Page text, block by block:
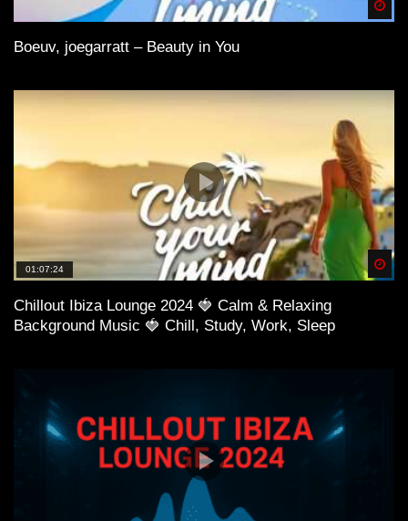
Boeuv, joegarratt – Beauty in You
01:07:24
Chillout Ibiza Lounge 2024 🍓 Calm & Relaxing
Background Music 🍓 Chill, Study, Work, Sleep